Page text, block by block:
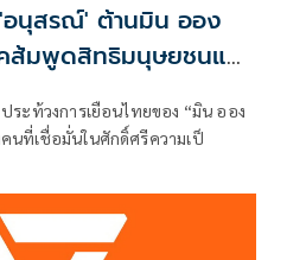
นุสรณ์' ต้านมิน ออง
ส้มพูดสิทธิมนุษยชนแต่
ระท้วงการเยือนไทยของ “มิน ออง
นที่เชื่อมั่นในศักดิ์ศรีความเป็